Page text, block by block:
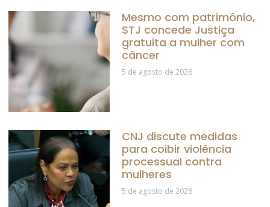
Mesmo com patrimônio,
STJ concede Justiça
gratuita a mulher com
câncer
5 de agosto de 2026
CNJ discute medidas
para coibir violência
processual contra
mulheres
5 de agosto de 2026